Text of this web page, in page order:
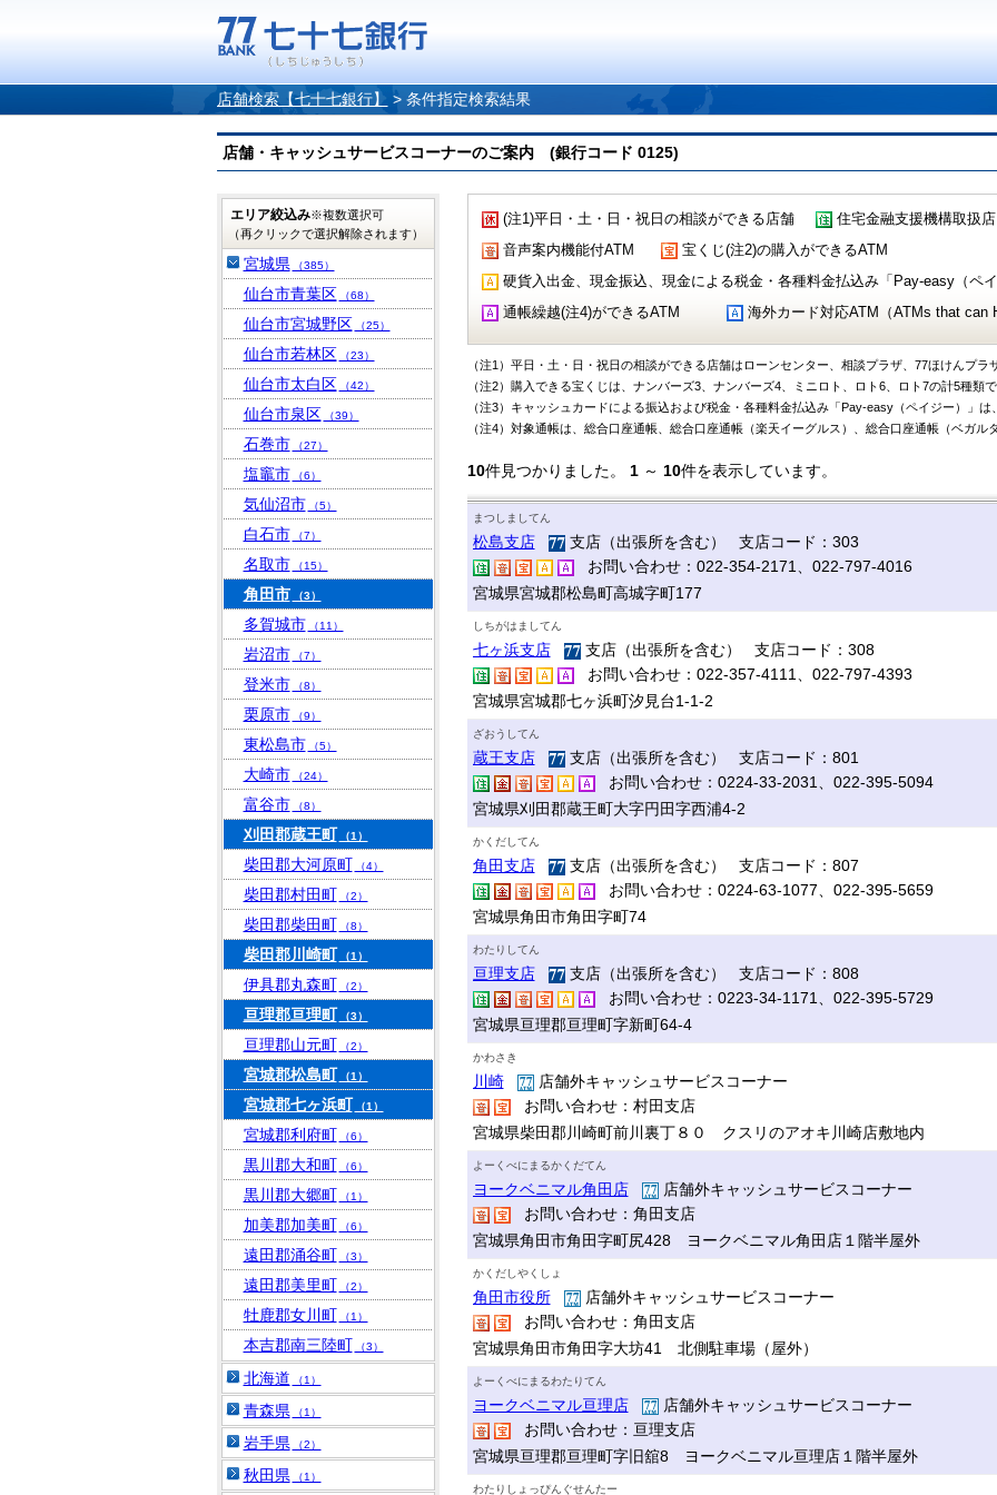
店舗検索【七十七銀行】 > 条件指定検索結果
店舗・キャッシュサービスコーナーのご案内 (銀行コード 0125)
(注1)平日・土・日・祝日の相談ができる店舗 住宅金融支援機構取扱店
音声案内機能付ATM
宝くじ(注2)の購入ができるATM
硬貨入出金、現金振込、現金による税金・各種料金払込み「Pay-easy（ペ
通帳繰越(注4)ができるATM
海外カード対応ATM（ATMs that can
（注1）平日・土・日・祝日の相談ができる店舗はローンセンター、相談プラザ、77ほけんプラ
（注2）購入できる宝くじは、ナンバーズ3、ナンバーズ4、ミニロト、ロト6、ロト7の計5種類で
（注3）キャッシュカードによる振込および税金・各種料金払込み「Pay-easy（ペイジー）」は
（注4）対象通帳は、総合口座通帳、総合口座通帳（楽天イーグルス）、総合口座通帳（ベガル
10件見つかりました。 1～ 10件を表示しています。
まつしましてん
松島支店
支店（出張所を含む） 支店コード：303
お問い合わせ：022-354-2171、022-797-4016
宮城県宮城郡松島町高城字町177
しちがはましてん
七ヶ浜支店
支店（出張所を含む） 支店コード：308
お問い合わせ：022-357-4111、022-797-4393
宮城県宮城郡七ヶ浜町汐見台1-1-2
ざおうしてん
蔵王支店
支店（出張所を含む） 支店コード：801
お問い合わせ：0224-33-2031、022-395-5094
宮城県刈田郡蔵王町大字円田字西浦4-2
かくだしてん
角田支店
支店（出張所を含む） 支店コード：807
お問い合わせ：0224-63-1077、022-395-5659
宮城県角田市角田字町74
わたりしてん
亘理支店
支店（出張所を含む） 支店コード：808
お問い合わせ：0223-34-1171、022-395-5729
宮城県亘理郡亘理町字新町64-4
かわさき
川崎
店舗外キャッシュサービスコーナー
お問い合わせ：村田支店
宮城県柴田郡川崎町前川裏丁８０ クスリのアオキ川崎店敷地内
よーくべにまるかくだてん
ヨークベニマル角田店
店舗外キャッシュサービスコーナー
お問い合わせ：角田支店
宮城県角田市角田字町尻428 ヨークベニマル角田店１階半屋外
かくだしやくしょ
角田市役所
店舗外キャッシュサービスコーナー
お問い合わせ：角田支店
宮城県角田市角田字大坊41 北側駐車場（屋外）
よーくべにまるわたりてん
ヨークベニマル亘理店
店舗外キャッシュサービスコーナー
お問い合わせ：亘理支店
宮城県亘理郡亘理町字旧舘8 ヨークベニマル亘理店１階半屋外
わたりしょっぴんぐせんたー
エリア絞込み※複数選択可
（再クリックで選択解除されます）
宮城県 （385）
仙台市青葉区 （68）
仙台市宮城野区 （25）
仙台市若林区 （23）
仙台市太白区 （42）
仙台市泉区 （39）
石巻市 （27）
塩竈市 （6）
気仙沼市 （5）
白石市 （7）
名取市 （15）
角田市 （3）
多賀城市 （11）
岩沼市 （7）
登米市 （8）
栗原市 （9）
東松島市 （5）
大崎市 （24）
富谷市 （8）
刈田郡蔵王町 （1）
柴田郡大河原町 （4）
柴田郡村田町 （2）
柴田郡柴田町 （8）
柴田郡川崎町 （1）
伊具郡丸森町 （2）
亘理郡亘理町 （3）
亘理郡山元町 （2）
宮城郡松島町 （1）
宮城郡七ヶ浜町 （1）
宮城郡利府町 （6）
黒川郡大和町 （6）
黒川郡大郷町 （1）
加美郡加美町 （6）
遠田郡涌谷町 （3）
遠田郡美里町 （2）
牡鹿郡女川町 （1）
本吉郡南三陸町 （3）
北海道 （1）
青森県 （1）
岩手県 （2）
秋田県 （1）